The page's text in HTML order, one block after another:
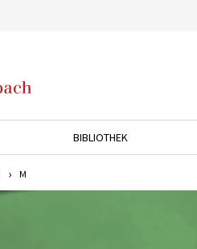
BIBLIOTHEK
M